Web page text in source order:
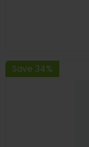
Save 34%